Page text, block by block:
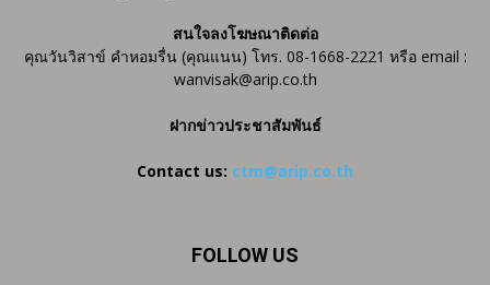
สนใจลงโฆษณาติดต่อ
คุณวันวิสาข์ คำหอมรื่น (คุณแนน) โทร. 08-1668-2221 หรือ email :
wanvisak@arip.co.th
ฝากข่าวประชาสัมพันธ์
Contact us: ctm@arip.co.th
FOLLOW US